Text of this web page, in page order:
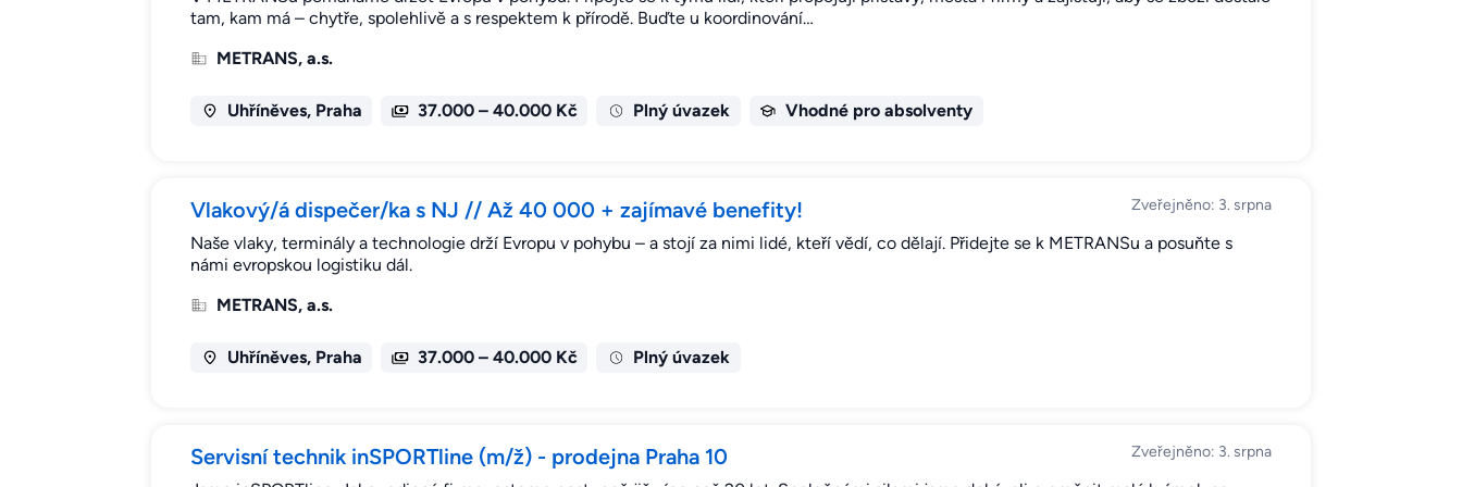
tam, kam má – chytře, spolehlivě a s respektem k přírodě. Buďte u koordinování…
METRANS, a.s.
Uhříněves, Praha 37.000 – 40.000 Kč Plný úvazek Vhodné pro absolventy
Vlakový/á dispečer/ka s NJ // Až 40 000 + zajímavé benefity! Zveřejněno: 3. srpna
Naše vlaky, terminály a technologie drží Evropu v pohybu – a stojí za nimi lidé, kteří vědí, co dělají. Přidejte se k METRANSu a posuňte s
námi evropskou logistiku dál.
METRANS, a.s.
Uhříněves, Praha 37.000 – 40.000 Kč Plný úvazek
Servisní technik inSPORTline (m/ž) - prodejna Praha 10 Zveřejněno: 3. srpna